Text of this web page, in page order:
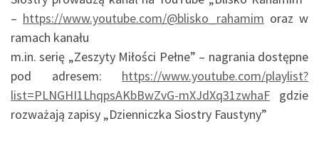
– https://www.youtube.com/@blisko_rahamim oraz w
ramach kanału
m.in. serię „Zeszyty Miłości Pełne” – nagrania dostępne
pod adresem: https://www.youtube.com/playlist?
list=PLNGHI1LhqpsAKbBwZvG-mXJdXq31zwhaF gdzie
rozważają zapisy „Dzienniczka Siostry Faustyny”